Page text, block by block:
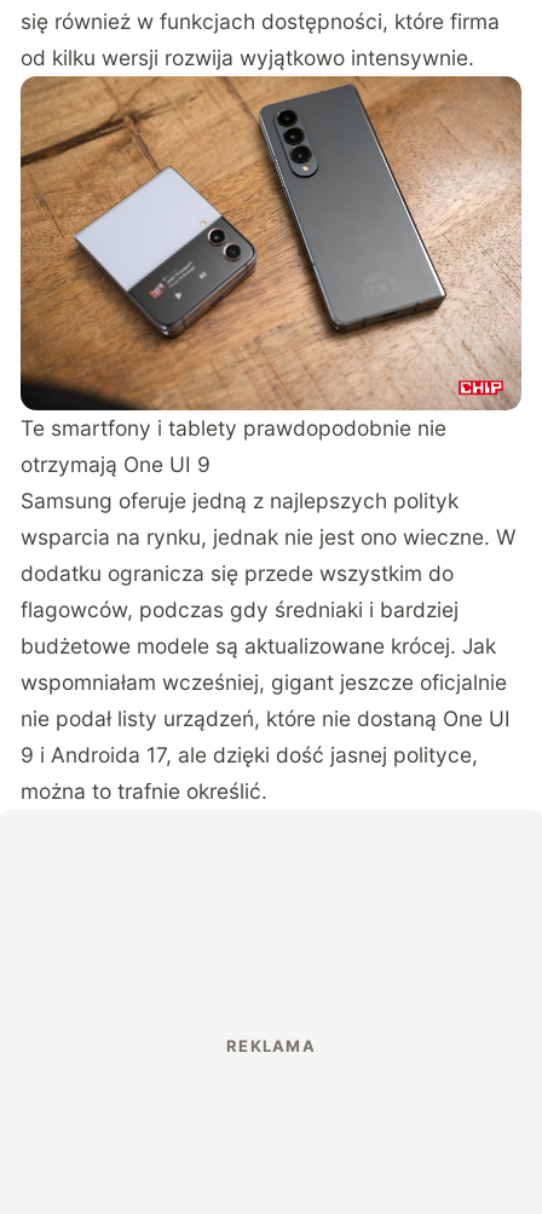
się również w funkcjach dostępności, które firma
od kilku wersji rozwija wyjątkowo intensywnie.
Te smartfony i tablety prawdopodobnie nie
otrzymają One UI 9
Samsung oferuje jedną z najlepszych polityk
wsparcia na rynku, jednak nie jest ono wieczne. W
dodatku ogranicza się przede wszystkim do
flagowców, podczas gdy średniaki i bardziej
budżetowe modele są aktualizowane krócej. Jak
wspomniałam wcześniej, gigant jeszcze oficjalnie
nie podał listy urządzeń, które nie dostaną One UI
9 i Androida 17, ale dzięki dość jasnej polityce,
można to trafnie określić.